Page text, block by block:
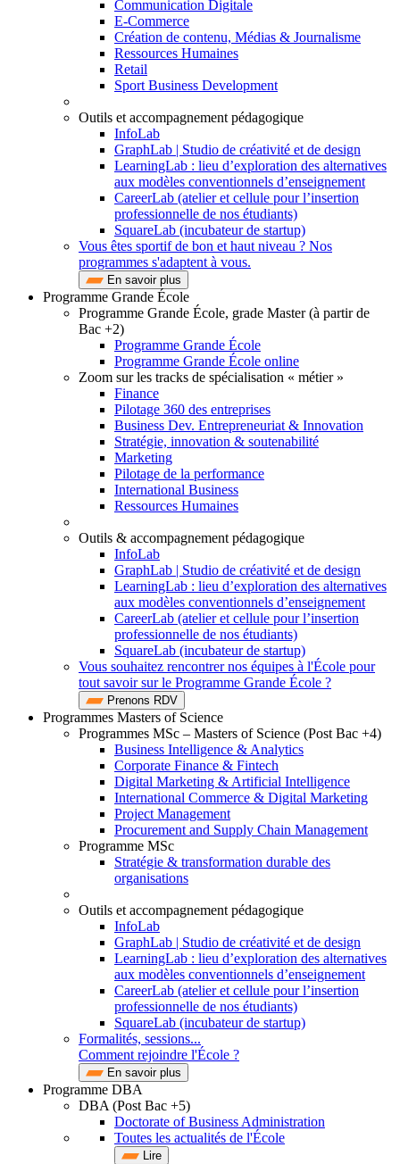
Communication Digitale
E-Commerce
Création de contenu, Médias & Journalisme
Ressources Humaines
Retail
Sport Business Development
Outils et accompagnement pédagogique
InfoLab
GraphLab | Studio de créativité et de design
LearningLab : lieu d’exploration des alternatives
aux modèles conventionnels d’enseignement
CareerLab (atelier et cellule pour l’insertion
professionnelle de nos étudiants)
SquareLab (incubateur de startup)
Vous êtes sportif de bon et haut niveau ? Nos
programmes s'adaptent à vous.
En savoir plus
Programme Grande École
Programme Grande École, grade Master (à partir de
Bac +2)
Programme Grande École
Programme Grande École online
Zoom sur les tracks de spécialisation « métier »
Finance
Pilotage 360 des entreprises
Business Dev. Entrepreneuriat & Innovation
Stratégie, innovation & soutenabilité
Marketing
Pilotage de la performance
International Business
Ressources Humaines
Outils & accompagnement pédagogique
InfoLab
GraphLab | Studio de créativité et de design
LearningLab : lieu d’exploration des alternatives
aux modèles conventionnels d’enseignement
CareerLab (atelier et cellule pour l’insertion
professionnelle de nos étudiants)
SquareLab (incubateur de startup)
Vous souhaitez rencontrer nos équipes à l'École pour
tout savoir sur le Programme Grande École ?
Prenons RDV
Programmes Masters of Science
Programmes MSc – Masters of Science (Post Bac +4)
Business Intelligence & Analytics
Corporate Finance & Fintech
Digital Marketing & Artificial Intelligence
International Commerce & Digital Marketing
Project Management
Procurement and Supply Chain Management
Programme MSc
Stratégie & transformation durable des
organisations
Outils et accompagnement pédagogique
InfoLab
GraphLab | Studio de créativité et de design
LearningLab : lieu d’exploration des alternatives
aux modèles conventionnels d’enseignement
CareerLab (atelier et cellule pour l’insertion
professionnelle de nos étudiants)
SquareLab (incubateur de startup)
Formalités, sessions...
Comment rejoindre l'École ?
En savoir plus
Programme DBA
DBA (Post Bac +5)
Doctorate of Business Administration
Toutes les actualités de l'École
Lire